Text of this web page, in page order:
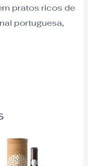
pratos ricos de
portuguesa,